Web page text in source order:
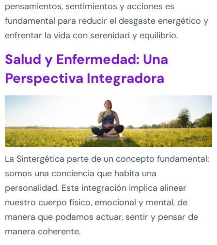
pensamientos, sentimientos y acciones es
fundamental para reducir el desgaste energético y
enfrentar la vida con serenidad y equilibrio.
Salud y Enfermedad: Una
Perspectiva Integradora
La Sintergética parte de un concepto fundamental:
somos una conciencia que habita una
personalidad. Esta integración implica alinear
nuestro cuerpo físico, emocional y mental, de
manera que podamos actuar, sentir y pensar de
manera coherente.